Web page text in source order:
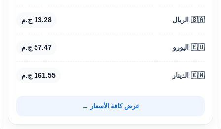
🇸🇦 الريال 13.28 ج.م
🇪🇺 اليورو 57.47 ج.م
🇰🇼 الدينار 161.55 ج.م
عرض كافة الأسعار ←